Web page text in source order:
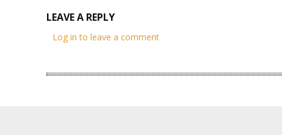
LEAVE A REPLY
Log in to leave a comment